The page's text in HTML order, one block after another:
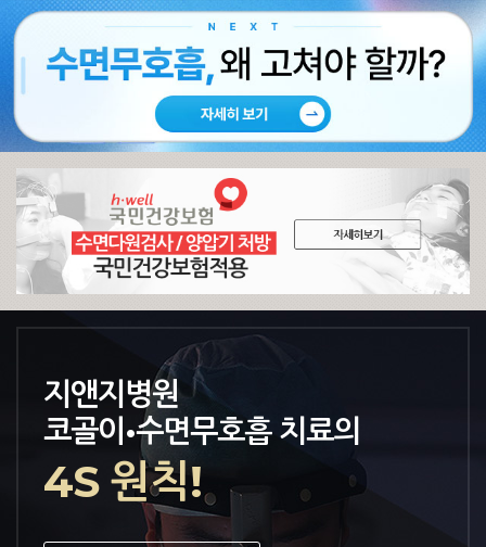
지앤지병원
코골이•수면무호흡 치료의
4S 원칙!